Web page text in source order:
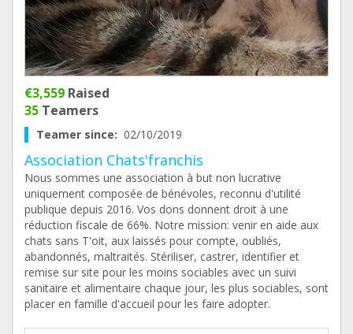
€3,559 Raised
35 Teamers
Teamer since: 02/10/2019
Association Chats'franchis
Nous sommes une association à but non lucrative
uniquement composée de bénévoles, reconnu d'utilité
publique depuis 2016. Vos dons donnent droit à une
réduction fiscale de 66%. Notre mission: venir en aide aux
chats sans T'oit, aux laissés pour compte, oubliés,
abandonnés, maltraités. Stériliser, castrer, identifier et
remise sur site pour les moins sociables avec un suivi
sanitaire et alimentaire chaque jour, les plus sociables, sont
placer en famille d'accueil pour les faire adopter.